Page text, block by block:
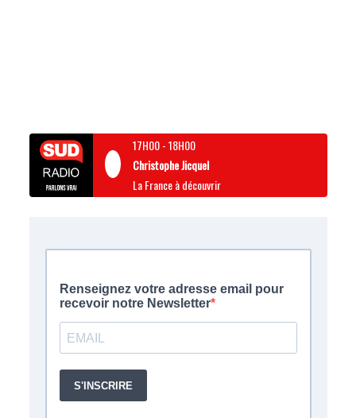
17H00-18H00
Christophe Jicquel
La France à découvrir